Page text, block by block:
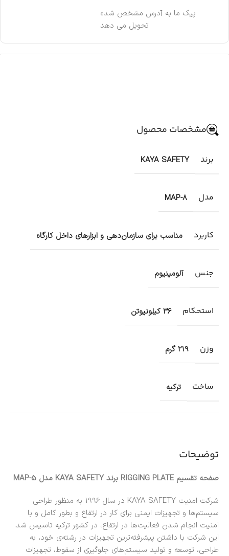
پیک ما به آدرس مشخص شده
تحویل می دهد
توضیحات
صفحه تقسیم RIGGING PLATE برند KAYA SAFETY مدل MAP-5
شرکت امنیت KAYA SAFETY در سال 1996 به منظور طراحی
سیستم‌ها و تجهیزات ایمنی برای کار در ارتفاع و بطور کامل و با
امنیت انجام شدن فعالیت‌ها در ارتفاع، در کشور ترکیه تاسیس شد.
این شرکت با داشتن پیشرفته‌ترین تجهیزات در رشته‌ی خود، به
طراحی، توسعه و تولید سیستم‌های جلوگیری از سقوط، تجهیزات
مشخصات محصول
برند KAYA SAFETY
مدل MAP-8
کاربرد مناسب برای سازمان‌دهی و ابزارهای داخل کارگاه
جنس آلومینیوم
استحکام 36 کیلونیوتن
وزن 219 گرم
ساخت ترکیه